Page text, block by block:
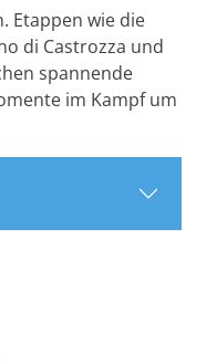
Etappen wie die
di Castrozza und
spannende
im Kampf um